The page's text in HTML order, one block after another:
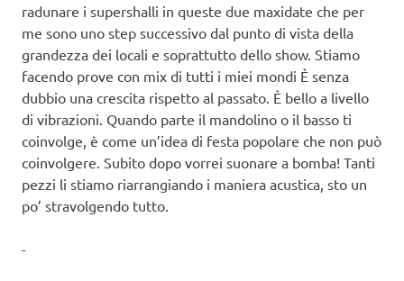
radunare i supershalli in queste due maxidate che per
me sono uno step successivo dal punto di vista della
grandezza dei locali e soprattutto dello show. Stiamo
facendo prove con mix di tutti i miei mondi È senza
dubbio una crescita rispetto al passato. È bello a livello
di vibrazioni. Quando parte il mandolino o il basso ti
coinvolge, è come un’idea di festa popolare che non può
coinvolgere. Subito dopo vorrei suonare a bomba! Tanti
pezzi li stiamo riarrangiando i maniera acustica, sto un
po’ stravolgendo tutto.
-